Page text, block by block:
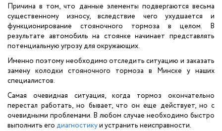
Причина в том, что данные элементы подвергаются весьма
существенному износу, вследствие чего ухудшается и
функционирование стояночного тормоза в целом. В
результате автомобиль на стоянке начинает представлять
потенциальную угрозу для окружающих.
Именно поэтому необходимо отследить ситуацию и заказать
замену колодки стояночного тормоза в Минске у наших
специалистов.
Самая очевидная ситуация, когда тормоз окончательно
перестал работать, но бывает, что он еще действует, но с
очевидными проблемами. В любом случае необходимо быстро
выполнить его диагностикуи устранить неисправности.